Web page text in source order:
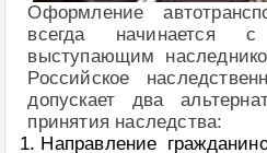
Оформление
всегда начинается
выступающим
Российское
допускает два
принятия наследства:
Направление